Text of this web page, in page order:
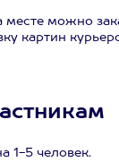
месте можно
картин
1-5 человек.